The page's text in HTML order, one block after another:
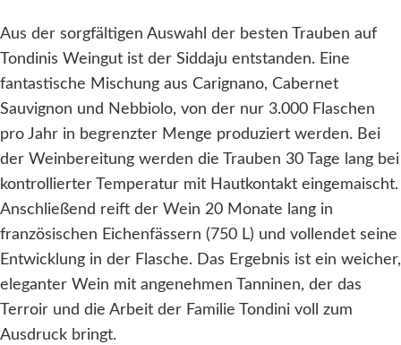
Aus der sorgfältigen Auswahl der besten Trauben auf
Tondinis Weingut ist der Siddaju entstanden. Eine
fantastische Mischung aus Carignano, Cabernet
Sauvignon und Nebbiolo, von der nur 3.000 Flaschen
pro Jahr in begrenzter Menge produziert werden. Bei
der Weinbereitung werden die Trauben 30 Tage lang bei
kontrollierter Temperatur mit Hautkontakt eingemaischt.
Anschließend reift der Wein 20 Monate lang in
französischen Eichenfässern (750 L) und vollendet seine
Entwicklung in der Flasche. Das Ergebnis ist ein weicher,
eleganter Wein mit angenehmen Tanninen, der das
Terroir und die Arbeit der Familie Tondini voll zum
Ausdruck bringt.